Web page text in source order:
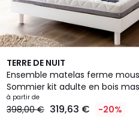
TERRE DE NUIT
Ensemble matelas ferme
Sommier kit adulte en bois
Tranquillité 2.0
à partir de
398,00 € 319,63 € -20%
5
Couleurs